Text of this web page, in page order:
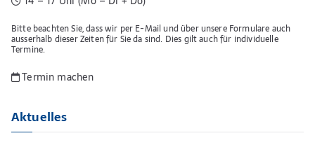
Bitte beachten Sie, dass wir per E-Mail und über unsere Formulare auch
ausserhalb dieser Zeiten für Sie da sind. Dies gilt auch für individuelle
Termine.
Termin machen
Aktuelles